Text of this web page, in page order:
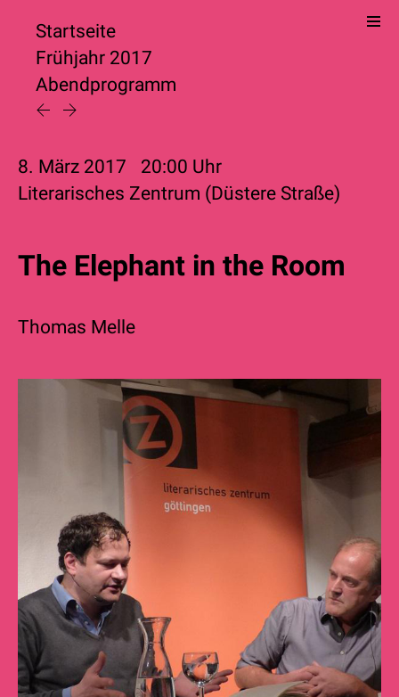
Startseite
Frühjahr 2017
Abendprogramm
8. März 2017 20:00 Uhr
Literarisches Zentrum (Düstere Straße)
The Elephant in the Room
Thomas Melle